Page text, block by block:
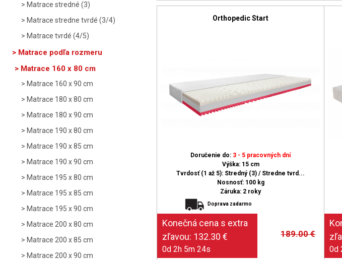
Matrace stredné (3)
Matrace stredne tvrdé (3/4)
Matrace tvrdé (4/5)
Matrace podľa rozmeru
Matrace 160 x 80 cm
Matrace 160 x 90 cm
Matrace 180 x 80 cm
Matrace 180 x 90 cm
Matrace 190 x 80 cm
Matrace 190 x 85 cm
Matrace 190 x 90 cm
Matrace 195 x 80 cm
Matrace 195 x 85 cm
Matrace 195 x 90 cm
Matrace 200 x 80 cm
Matrace 200 x 85 cm
Matrace 200 x 90 cm
Orthopedic Start
Doručenie do: 3 - 5 pracovných dní
Výška: 15 cm
Tvrdosť (1 až 5): Stredný (3) / Stredne tvrd...
Nosnosť: 100 kg
Záruka: 2 roky
Doprava zadarmo
189.00€
0d 2h 5m 23s 0d